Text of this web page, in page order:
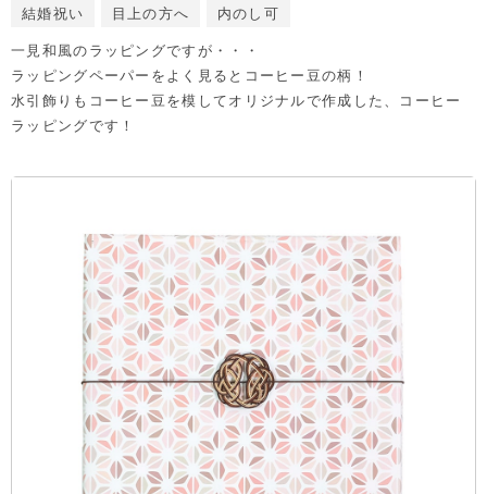
結婚祝い 目上の方へ 内のし可
一見和風のラッピングですが・・・
ラッピングペーパーをよく見るとコーヒー豆の柄！
水引飾りもコーヒー豆を模してオリジナルで作成した、コーヒー
ラッピングです！